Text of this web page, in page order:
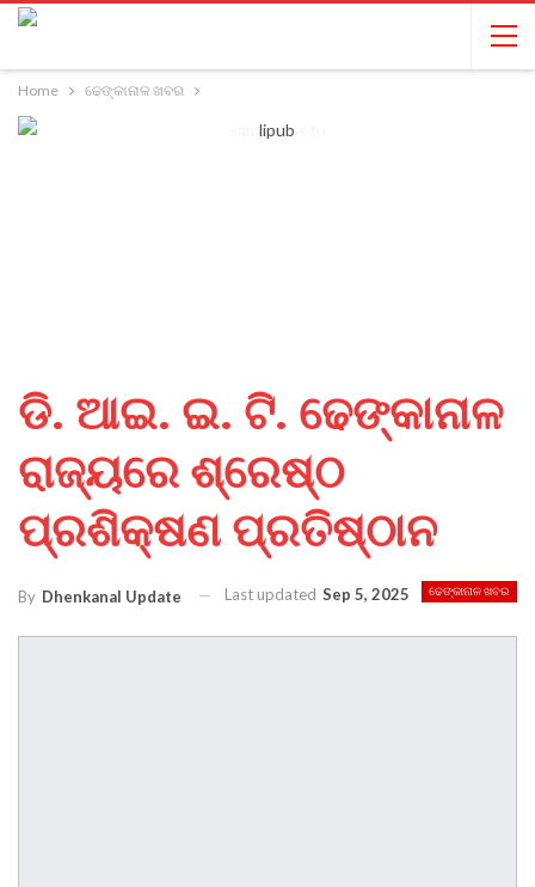
Home ଢେଙ୍କାନାଳ ଖବର
ଡି. ଆଇ. ଇ. ଟି. ଢେଙ୍କାନାଳ
ରାଜ୍ୟରେ ଶ୍ରେଷ୍ଠ
ପ୍ରଶିକ୍ଷଣ ପ୍ରତିଷ୍ଠାନ
ଢେଙ୍କାନାଳ ଖବର
By Dhenkanal Update Last updated Sep 5, 2025